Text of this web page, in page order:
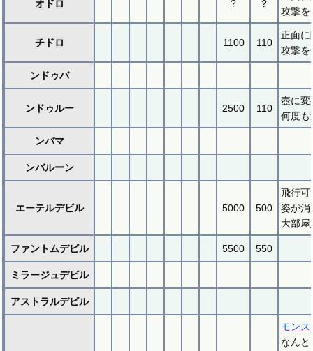
オドロ ? ?
攻撃を
チドロ 1100 110
正面に
攻撃を
ンドゥバ
ンドゥルー 2500 110
壺に変
何度も
ンバマ
ンバルーン
エーテルデビル 5000 500
飛行可
姿が消
大部屋
ファントムデビル 5500 550
ミラージュデビル
アストラルデビル
モンス
なんと